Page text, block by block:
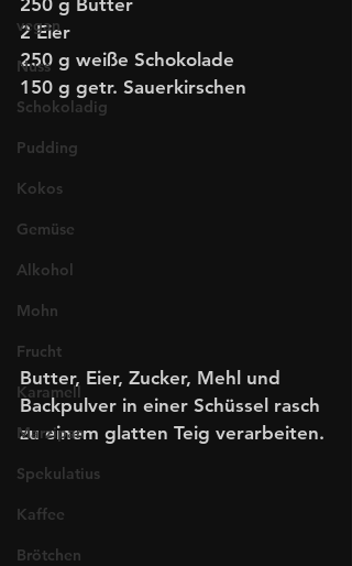
vegan
Nuss
Schokoladig
Pudding
Kokos
Gemüse
Alkohol
Mohn
Frucht
Karamell
Marzipan
Spekulatius
Kaffee
Brötchen
250 g Butter
2 Eier
250 g weiße Schokolade
150 g getr. Sauerkirschen
Butter, Eier, Zucker, Mehl und
Backpulver in einer Schüssel rasch
zu einem glatten Teig verarbeiten.